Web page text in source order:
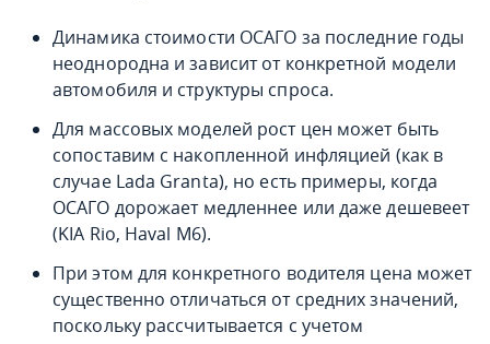
Динамика стоимости ОСАГО за последние годы
неоднородна и зависит от конкретной модели
автомобиля и структуры спроса.
Для массовых моделей рост цен может быть
сопоставим с накопленной инфляцией (как в
случае Lada Granta), но есть примеры, когда
ОСАГО дорожает медленнее или даже дешевеет
(KIA Rio, Haval M6).
При этом для конкретного водителя цена может
существенно отличаться от средних значений,
поскольку рассчитывается с учетом